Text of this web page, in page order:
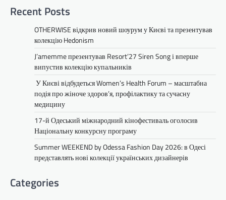
Recent Posts
OTHERWISE відкрив новий шоурум у Києві та презентував
колекцію Hedonism
J’amemme презентував Resort’27 Siren Song і вперше
випустив колекцію купальників
У Києві відбудеться Women’s Health Forum – масштабна
подія про жіноче здоров’я, профілактику та сучасну
медицину
17-й Одеський міжнародний кінофестиваль оголосив
Національну конкурсну програму
Summer WEEKEND by Odessa Fashion Day 2026: в Одесі
представлять нові колекції українських дизайнерів
Categories